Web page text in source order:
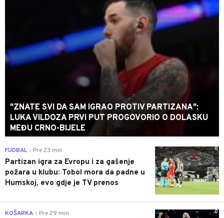
"ZNATE SVI DA SAM IGRAO PROTIV PARTIZANA":
LUKA VILDOZA PRVI PUT PROGOVORIO O DOLASKU
MEĐU CRNO-BIJELE
0
FUDBAL Pre 23 min
Partizan igra za Evropu i za gašenje
požara u klubu: Tobol mora da padne u
Humskoj, evo gdje je TV prenos
0
KOŠARKA Pre 29 min